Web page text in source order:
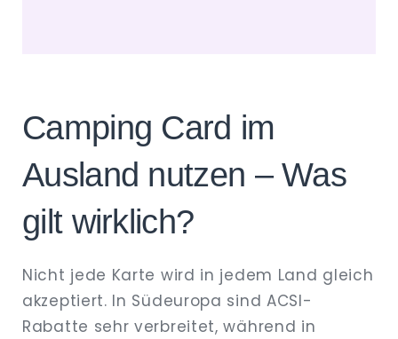
Camping Card im
Ausland nutzen – Was
gilt wirklich?
Nicht jede Karte wird in jedem Land gleich
akzeptiert. In Südeuropa sind ACSI-
Rabatte sehr verbreitet, während in